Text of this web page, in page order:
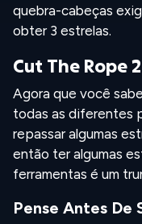
quebra-cabeças
obter 3 estrelas.
Cut The Rope
Agora que você
todas as diferentes
repassar algumas
então ter algumas
ferramentas é um
Pense Antes De